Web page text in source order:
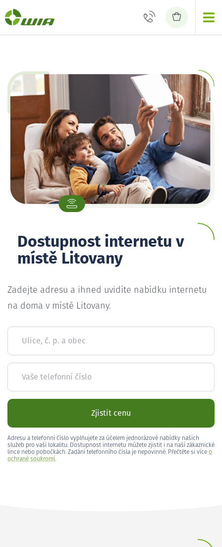
Dostupnost internetu v
místě Litovany
Zadejte adresu a ihned uvidíte nabídku internetu
na doma v místě Litovany.
Ulice, č. p. a obec
Vaše telefonní číslo
Zjistit cenu
Adresu a telefonní číslo vyplňujete za účelem jednorázové nabídky našich
služeb pro vaši lokalitu. Dostupnost internetu můžete zjistit i na naší zákaznické
lince nebo pobočkách. Zadání telefonního čísla je nepovinné. Přečtěte si více o
ochraně soukromí.